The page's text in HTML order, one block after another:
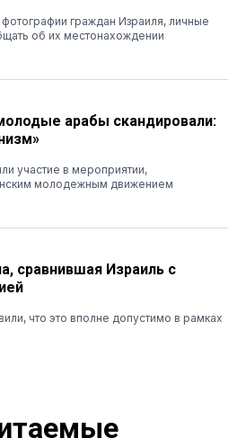
граждан Израиля, личные
об их местонахождении
арабы скандировали:
участие в мероприятии,
молодежным движением
сравнившая Израиль с
что это вполне допустимо в рамках